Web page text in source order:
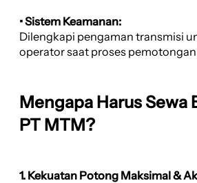
• Sistem Keamanan:
Dilengkapi pengaman transmisi
operator saat proses
Mengapa Harus Sewa
PT MTM?
1. Kekuatan Potong Maksimal &